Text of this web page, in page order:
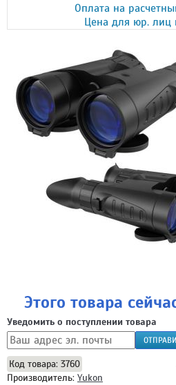
Оплата на
Цена для юр. лиц
Этого товара
Уведомить о поступлении товара
Код товара: 3760
Производитель: Yukon